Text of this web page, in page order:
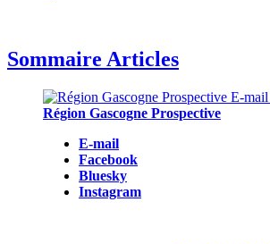
Sommaire Articles
Région Gascogne Prospective
E-mail
Facebook
Bluesky
Instagram